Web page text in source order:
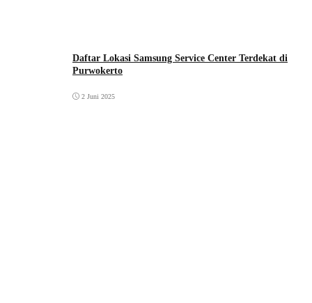
Daftar Lokasi Samsung Service Center Terdekat di
Purwokerto
2 Juni 2025